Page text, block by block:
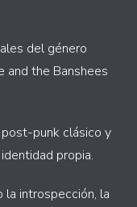
del género
and the Banshees
punk clásico y
propia.
la introspección, la